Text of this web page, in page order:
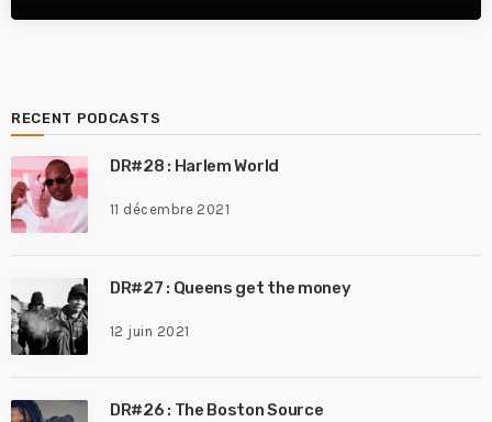
RECENT PODCASTS
DR#28 : Harlem World
11 décembre 2021
DR#27 : Queens get the money
12 juin 2021
DR#26 : The Boston Source